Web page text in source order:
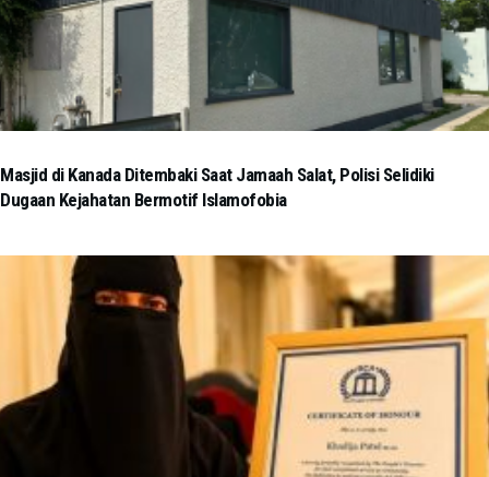
Masjid di Kanada Ditembaki Saat Jamaah Salat, Polisi Selidiki
Dugaan Kejahatan Bermotif Islamofobia